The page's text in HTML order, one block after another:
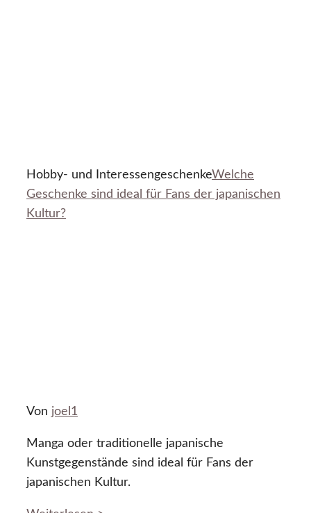
Hobby- und InteressengeschenkeWelche
Geschenke sind ideal für Fans der japanischen
Kultur?
Von joel1
Manga oder traditionelle japanische
Kunstgegenstände sind ideal für Fans der
japanischen Kultur.